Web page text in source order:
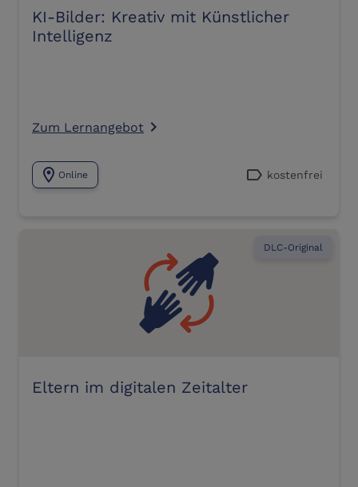
KI-Bilder: Kreativ mit Künstlicher
Intelligenz
Zum Lernangebot navigate_next
location_on Online label kostenfrei
DLC-Original
Eltern im digitalen Zeitalter